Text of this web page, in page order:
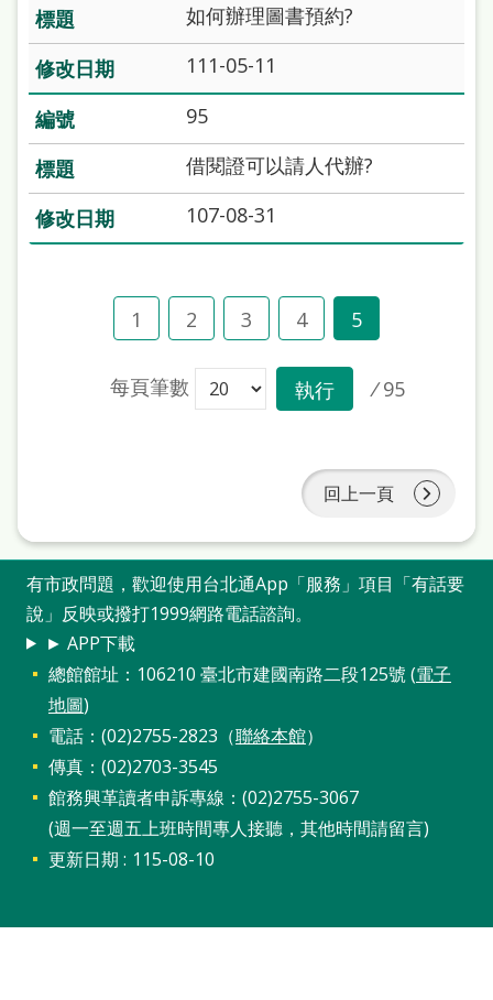
處
理
辦
法
聯
絡
我
如何辦理圖書預約?
111-05-11
95
借閱證可以請人代辦?
107-08-31
1 2 3 4 5
每頁筆數 執行 / 95
回上一頁
有市政問題，歡迎使用台北通App「服務」項目「有話要
說」反映或撥打1999網路電話諮詢。
► APP下載
總館館址：106210 臺北市建國南路二段125號 (電子
地圖)
電話：(02)2755-2823（聯絡本館）
傳真：(02)2703-3545
館務興革讀者申訴專線：(02)2755-3067
(週一至週五上班時間專人接聽，其他時間請留言)
更新日期
115-08-10